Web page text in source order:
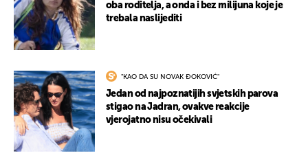
oba roditelja, a onda i bez milijuna koje je
trebala naslijediti
"KAO DA SU NOVAK ĐOKOVIĆ"
Jedan od najpoznatijih svjetskih parova
stigao na Jadran, ovakve reakcije
vjerojatno nisu očekivali